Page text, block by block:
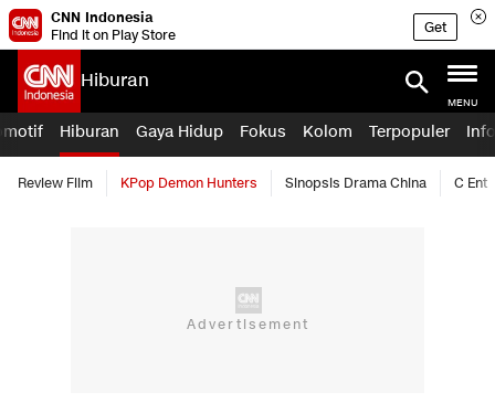
CNN Indonesia
Find it on Play Store
Get
Hiburan
MENU
Hiburan Gaya Hidup Fokus Kolom Terpopuler
Review Film KPop Demon Hunters Sinopsis Drama China C Ent